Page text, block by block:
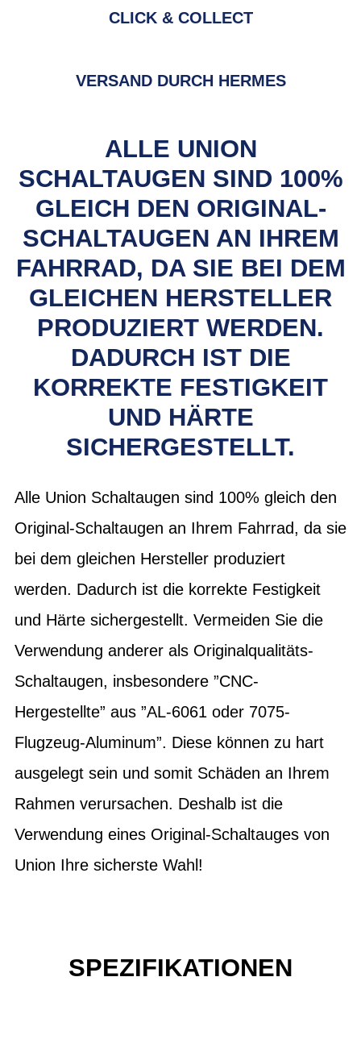
CLICK & COLLECT
VERSAND DURCH HERMES
ALLE UNION
SCHALTAUGEN SIND 100%
GLEICH DEN ORIGINAL-
SCHALTAUGEN AN IHREM
FAHRRAD, DA SIE BEI DEM
GLEICHEN HERSTELLER
PRODUZIERT WERDEN.
DADURCH IST DIE
KORREKTE FESTIGKEIT
UND HÄRTE
SICHERGESTELLT.
Alle Union Schaltaugen sind 100% gleich den
Original-Schaltaugen an Ihrem Fahrrad, da sie
bei dem gleichen Hersteller produziert
werden. Dadurch ist die korrekte Festigkeit
und Härte sichergestellt. Vermeiden Sie die
Verwendung anderer als Originalqualitäts-
Schaltaugen, insbesondere ”CNC-
Hergestellte” aus ”AL-6061 oder 7075-
Flugzeug-Aluminum”. Diese können zu hart
ausgelegt sein und somit Schäden an Ihrem
Rahmen verursachen. Deshalb ist die
Verwendung eines Original-Schaltauges von
Union Ihre sicherste Wahl!
SPEZIFIKATIONEN